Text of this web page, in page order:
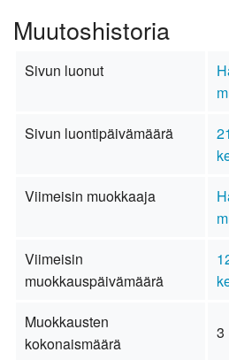
Muutoshistoria
Sivun luonut
Sivun luontipäivämäärä
Viimeisin muokkaaja
Viimeisin
muokkauspäivämäärä
Muokkausten
kokonaismäärä
3